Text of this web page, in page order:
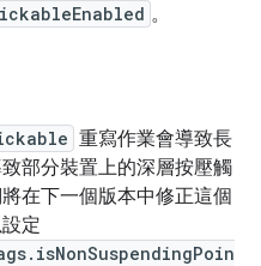
。
重寫作業會導致長
部分裝置上的深層按壓觸
在下一個版本中修正這個
定